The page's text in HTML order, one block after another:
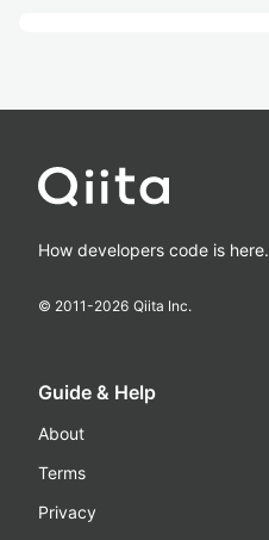
How developers code is here.
© 2011-2026 Qiita Inc.
Guide & Help
About
Terms
Privacy